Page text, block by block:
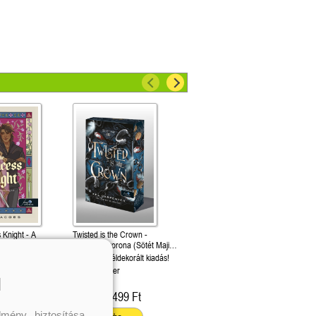
Knight - A
Twisted is the Crown -
Kegyetlen korona (Sötét Maji
Különleges éldekorált kiadás!
Kel Carpenter
4 499 Ft